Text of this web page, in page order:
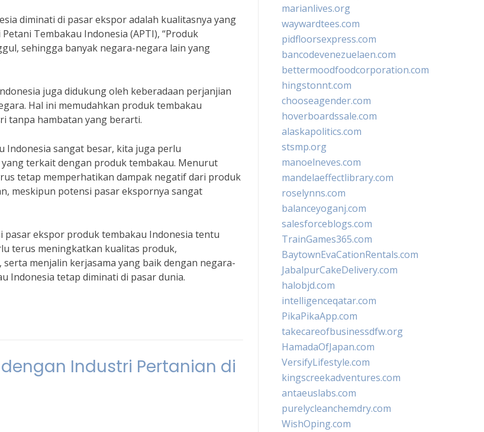
diminati di pasar ekspor adalah kualitasnya yang
Tembakau Indonesia (APTI), “Produk
sehingga banyak negara-negara lain yang
juga didukung oleh keberadaan perjanjian
Hal ini memudahkan produk tembakau
tanpa hambatan yang berarti.
sangat besar, kita juga perlu
terkait dengan produk tembakau. Menurut
tetap memperhatikan dampak negatif dari produk
meskipun potensi pasar ekspornya sangat
ekspor produk tembakau Indonesia tentu
terus meningkatkan kualitas produk,
menjalin kerjasama yang baik dengan negara-
Indonesia tetap diminati di pasar dunia.
Industri Pertanian di
marianlives.org
waywardtees.com
pidfloorsexpress.com
bancodevenezuelaen.com
bettermoodfoodcorporation.com
hingstonnt.com
chooseagender.com
hoverboardssale.com
alaskapolitics.com
stsmp.org
manoelneves.com
mandelaeffectlibrary.com
roselynns.com
balanceyoganj.com
salesforceblogs.com
TrainGames365.com
BaytownEvaCationRentals.com
JabalpurCakeDelivery.com
halobjd.com
intelligenceqatar.com
PikaPikaApp.com
takecareofbusinessdfw.org
HamadaOfJapan.com
VersifyLifestyle.com
kingscreekadventures.com
antaeuslabs.com
purelycleanchemdry.com
WishOping.com